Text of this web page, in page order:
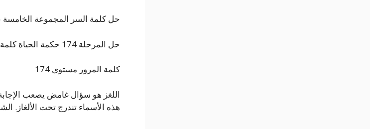
حل كلمة السر المجموعة الخامسة عشرة
حل المرحلة 174 حكمة الحياة كلمة السر
كلمة المرور مستوى 174
اللغز هو سؤال غامض يصعب الإجابة
هذه الأسماء تندرج تحت الألغاز.